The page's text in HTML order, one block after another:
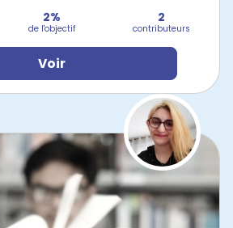
2%
de l'objectif
2
contributeurs
Voir